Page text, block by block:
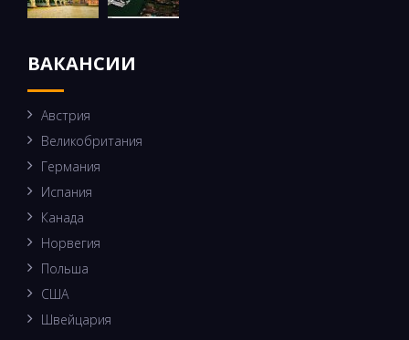
ВАКАНСИИ
Австрия
Великобритания
Германия
Испания
Канада
Норвегия
Польша
США
Швейцария